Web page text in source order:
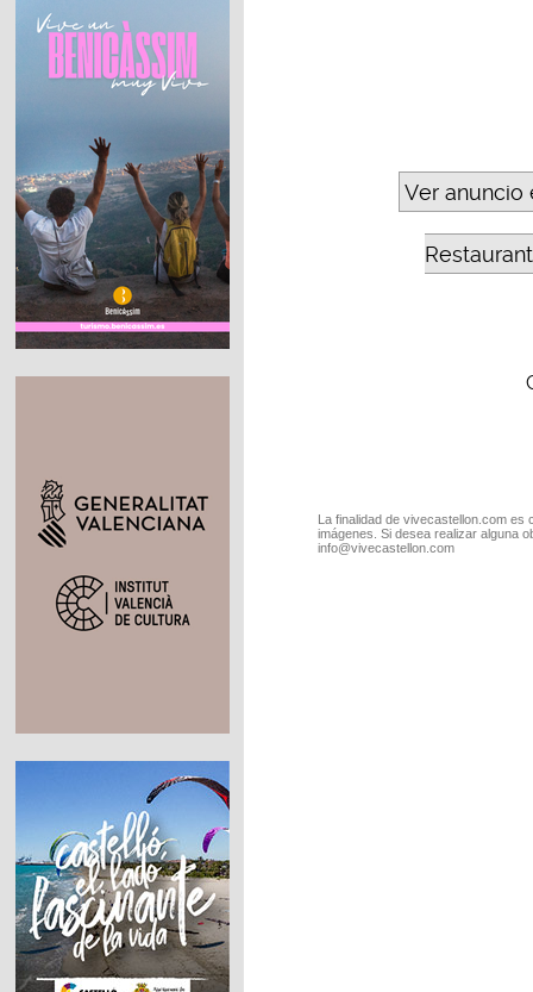
Ver anuncio
La finalidad de vivecastellon.com
imágenes. Si desea realizar alguna
info@vivecastellon.com